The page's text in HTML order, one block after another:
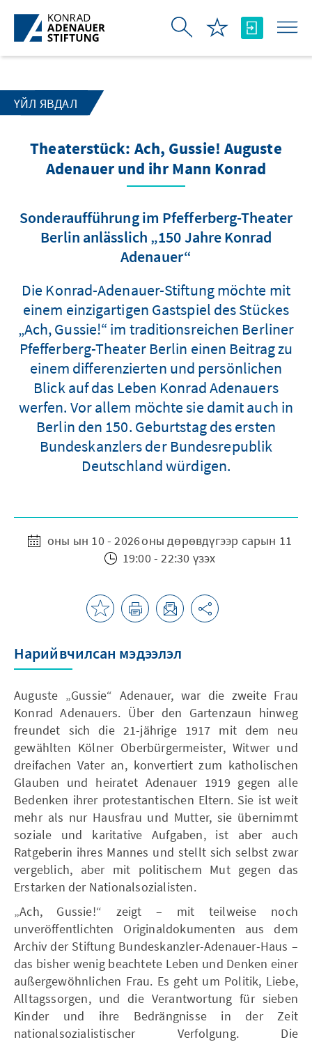
Skip to Main Content
ҮЙЛ ЯВДАЛ
Theaterstück: Ach, Gussie! Auguste
Adenauer und ihr Mann Konrad
Sonderaufführung im Pfefferberg-Theater
Berlin anlässlich „150 Jahre Konrad
Adenauer“
Die Konrad-Adenauer-Stiftung möchte mit
einem einzigartigen Gastspiel des Stückes
„Ach, Gussie!“ im traditionsreichen Berliner
Pfefferberg-Theater Berlin einen Beitrag zu
einem differenzierten und persönlichen
Blick auf das Leben Konrad Adenauers
werfen. Vor allem möchte sie damit auch in
Berlin den 150. Geburtstag des ersten
Bundeskanzlers der Bundesrepublik
Deutschland würdigen.
оны ын 10 - 2026 оны дөрөвдүгээр сарын 11
19:00 - 22:30 үзэх
Нарийвчилсан мэдээлэл
Auguste „Gussie“ Adenauer, war die zweite Frau
Konrad Adenauers. Über den Gartenzaun hinweg
freundet sich die 21-jährige 1917 mit dem neu
gewählten Kölner Oberbürgermeister, Witwer und
dreifachen Vater an, konvertiert zum katholischen
Glauben und heiratet Adenauer 1919 gegen alle
Bedenken ihrer protestantischen Eltern. Sie ist weit
mehr als nur Hausfrau und Mutter, sie übernimmt
soziale und karitative Aufgaben, ist aber auch
Ratgeberin ihres Mannes und stellt sich selbst zwar
vergeblich, aber mit politischem Mut gegen das
Erstarken der Nationalsozialisten.
„Ach, Gussie!“ zeigt – mit teilweise noch
unveröffentlichten Originaldokumenten aus dem
Archiv der Stiftung Bundeskanzler-Adenauer-Haus –
das bisher wenig beachtete Leben und Denken einer
außergewöhnlichen Frau. Es geht um Politik, Liebe,
Alltagssorgen, und die Verantwortung für sieben
Kinder und ihre Bedrängnisse in der Zeit
nationalsozialistischer Verfolgung. Die